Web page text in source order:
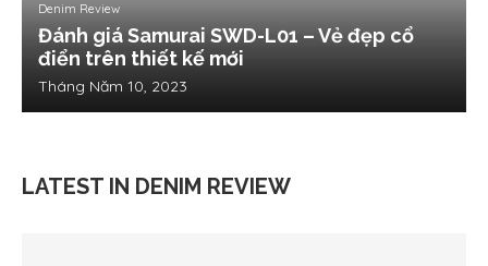
Denim Review
Đánh giá Samurai SWD-L01 – Vẻ đẹp cổ
điển trên thiết kế mới
Tháng Năm 10, 2023
LATEST IN DENIM REVIEW